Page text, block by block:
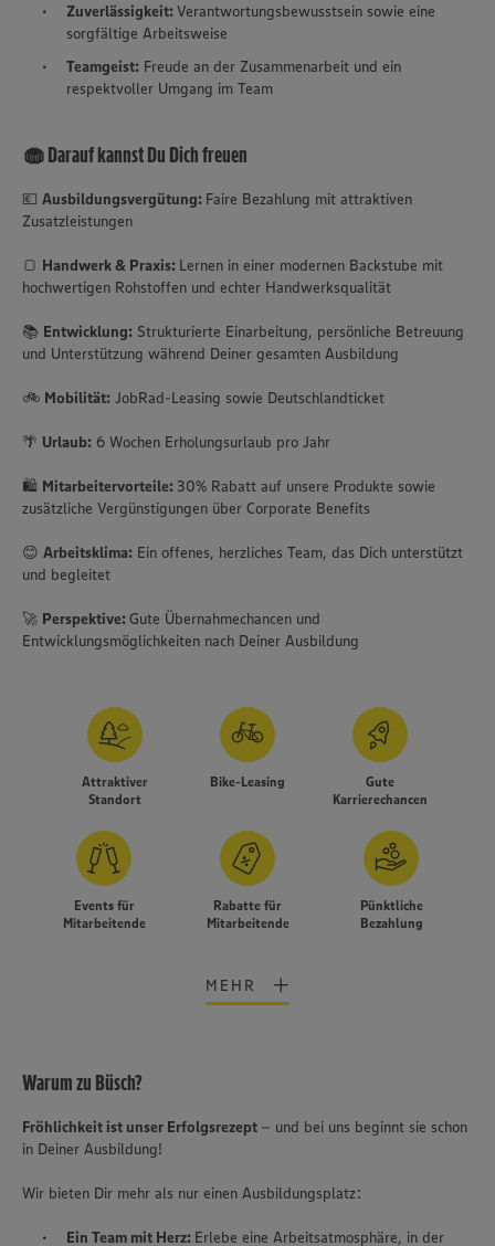
Zuverlässigkeit:Verantwortungsbewusstsein sowie eine
sorgfältige Arbeitsweise
Teamgeist: Freude an der Zusammenarbeit und ein
respektvoller Umgang im Team
🧁 Darauf kannst Du Dich freuen
💶 Ausbildungsvergütung: Faire Bezahlung mit attraktiven
Zusatzleistungen
🍞 Handwerk & Praxis: Lernen in einer modernen Backstube mit
hochwertigen Rohstoffen und echter Handwerksqualität
📚 Entwicklung: Strukturierte Einarbeitung, persönliche Betreuung
und Unterstützung während Deiner gesamten Ausbildung
🚲 Mobilität: JobRad-Leasing sowie Deutschlandticket
🌴 Urlaub: 6 Wochen Erholungsurlaub pro Jahr
🛍️ Mitarbeitervorteile: 30% Rabatt auf unsere Produkte sowie
zusätzliche Vergünstigungen über Corporate Benefits
😊 Arbeitsklima: Ein offenes, herzliches Team, das Dich unterstützt
und begleitet
🚀 Perspektive:Gute Übernahmechancen und
Entwicklungsmöglichkeiten nach Deiner Ausbildung
Attraktiver
Standort
Bike-Leasing
Gute
Karrierechancen
Events für
Mitarbeitende
Rabatte für
Mitarbeitende
Pünktliche
Bezahlung
MEHR
Warum zu Büsch?
Fröhlichkeit ist unser Erfolgsrezept – und bei uns beginnt sie schon
in Deiner Ausbildung!
Wir bieten Dir mehr als nur einen Ausbildungsplatz:
Ein Team mit Herz: Erlebe eine Arbeitsatmosphäre, in der